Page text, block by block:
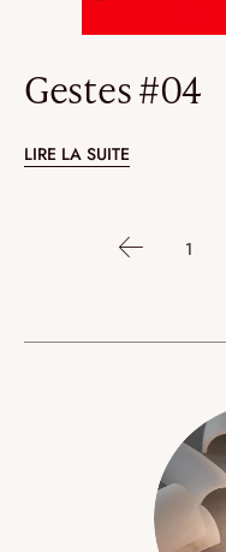
Gestes #04
LIRE LA SUITE
1